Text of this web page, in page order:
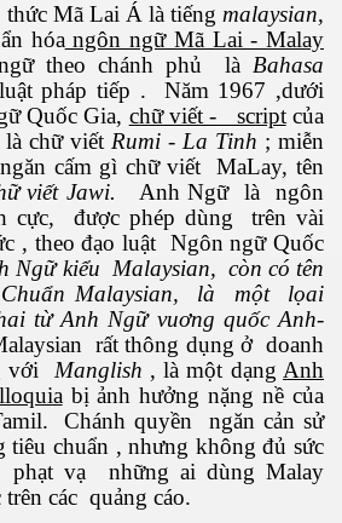
Mã Lai Á là tiếng malaysian,
hóangôn ngữ Mã Lai - Malay
theo chánh phủ là Bahasa
pháp tiếp . Năm 1967 ,dưới
Quốc Gia, chữ viết - scriptcủa
chữ viết Rumi - La Tinh ; miễn
cấm gì chữ viết MaLay, tên
viết Jawi. Anh Ngữ là ngôn
cực, được phép dùng trên vài
, theo đạo luật Ngôn ngữ Quốc
Ngữ kiểu Malaysian, còn có tên
Malaysian, là một lọai
từ Anh Ngữ vuơng quốc Anh-
rất thông dụng ở doanh
với Manglish , là một dạngAnh
bị ảnh hưởng nặng nề của
Chánh quyền ngăn cản sử
chuẩn , nhưng không đủ sức
phạt vạ những ai dùng Malay
các quảng cáo.